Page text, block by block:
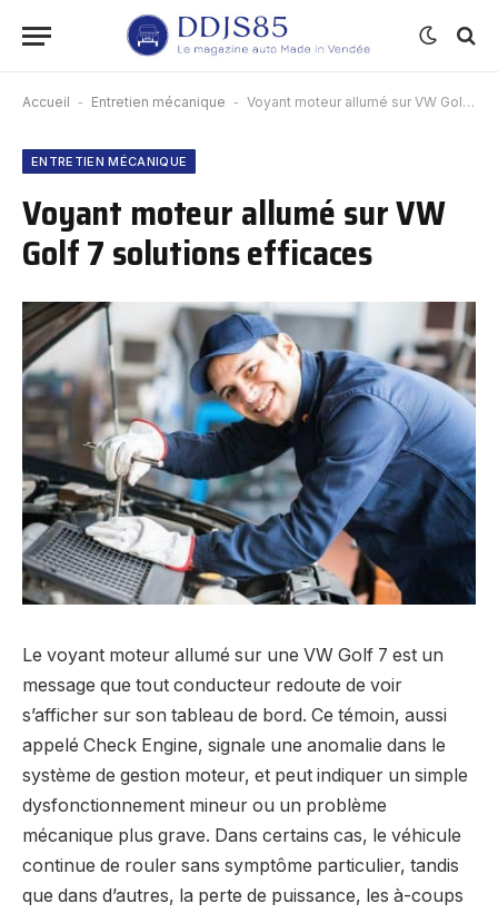
Accueil - Entretien mécanique - Voyant moteur allumé sur VW Golf 7 solutions efficaces
ENTRETIEN MÉCANIQUE
Voyant moteur allumé sur VW
Golf 7 solutions efficaces
Le voyant moteur allumé sur une VW Golf 7 est un
message que tout conducteur redoute de voir
s’afficher sur son tableau de bord. Ce témoin, aussi
appelé Check Engine, signale une anomalie dans le
système de gestion moteur, et peut indiquer un simple
dysfonctionnement mineur ou un problème
mécanique plus grave. Dans certains cas, le véhicule
continue de rouler sans symptôme particulier, tandis
que dans d’autres, la perte de puissance, les à-coups